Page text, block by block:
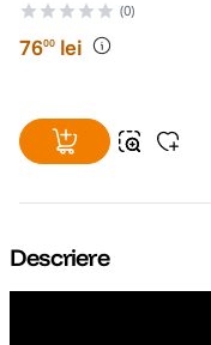
(0)
7600 lei
Descriere